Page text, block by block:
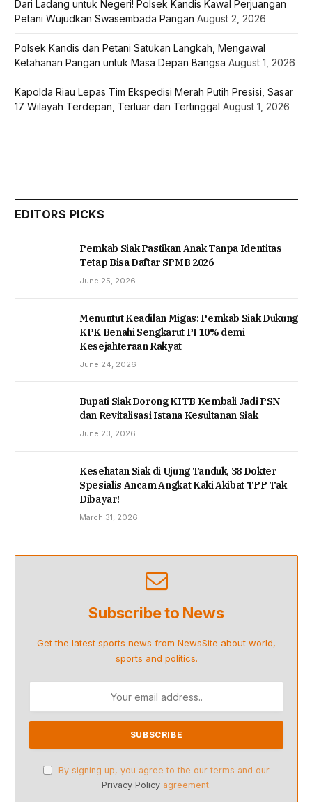
Dari Ladang untuk Negeri! Polsek Kandis Kawal Perjuangan
Petani Wujudkan Swasembada Pangan August 2, 2026
Polsek Kandis dan Petani Satukan Langkah, Mengawal
Ketahanan Pangan untuk Masa Depan Bangsa August 1, 2026
Kapolda Riau Lepas Tim Ekspedisi Merah Putih Presisi, Sasar
17 Wilayah Terdepan, Terluar dan Tertinggal August 1, 2026
EDITORS PICKS
Pemkab Siak Pastikan Anak Tanpa Identitas
Tetap Bisa Daftar SPMB 2026
June 25, 2026
Menuntut Keadilan Migas: Pemkab Siak Dukung
KPK Benahi Sengkarut PI 10% demi
Kesejahteraan Rakyat
June 24, 2026
Bupati Siak Dorong KITB Kembali Jadi PSN
dan Revitalisasi Istana Kesultanan Siak
June 23, 2026
Kesehatan Siak di Ujung Tanduk, 38 Dokter
Spesialis Ancam Angkat Kaki Akibat TPP Tak
Dibayar!
March 31, 2026
Subscribe to News
Get the latest sports news from NewsSite about world,
sports and politics.
By signing up, you agree to the our terms and our
Privacy Policy agreement.